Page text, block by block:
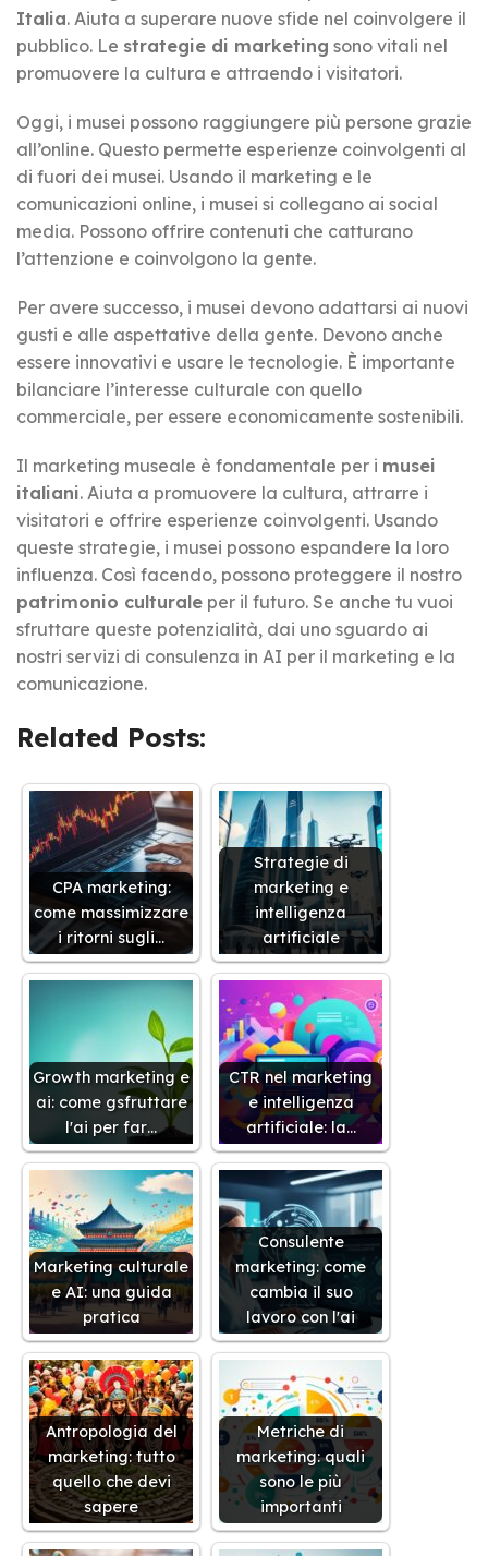
Italia. Aiuta a superare nuove sfide nel coinvolgere il
pubblico. Le strategie di marketing sono vitali nel
promuovere la cultura e attraendo i visitatori.
Oggi, i musei possono raggiungere più persone grazie
all’online. Questo permette esperienze coinvolgenti al
di fuori dei musei. Usando il marketing e le
comunicazioni online, i musei si collegano ai social
media. Possono offrire contenuti che catturano
l’attenzione e coinvolgono la gente.
Per avere successo, i musei devono adattarsi ai nuovi
gusti e alle aspettative della gente. Devono anche
essere innovativi e usare le tecnologie. È importante
bilanciare l’interesse culturale con quello
commerciale, per essere economicamente sostenibili.
Il marketing museale è fondamentale per i musei
italiani. Aiuta a promuovere la cultura, attrarre i
visitatori e offrire esperienze coinvolgenti. Usando
queste strategie, i musei possono espandere la loro
influenza. Così facendo, possono proteggere il nostro
patrimonio culturale per il futuro. Se anche tu vuoi
sfruttare queste potenzialità, dai uno sguardo ai
nostri servizi di consulenza in AI per il marketing e la
comunicazione.
Related Posts:
CPA marketing:
come massimizzare
i ritorni sugli…
Strategie di
marketing e
intelligenza
artificiale
Growth marketing e
ai: come gsfruttare
l'ai per far…
CTR nel marketing
e intelligenza
artificiale: la…
Marketing culturale
e AI: una guida
pratica
Consulente
marketing: come
cambia il suo
lavoro con l'ai
Antropologia del
marketing: tutto
quello che devi
sapere
Metriche di
marketing: quali
sono le più
importanti